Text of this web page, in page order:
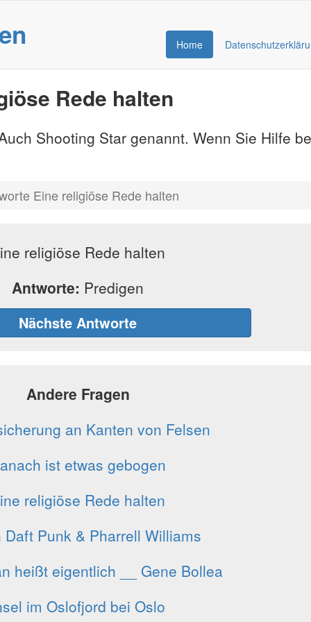
Home
Rede halten
Shooting Star genannt. Wenn Sie Hilfe
Eine religiöse Rede halten
religiöse Rede halten
Antworte: Predigen
Nächste Antworte
Andere Fragen
an Kanten von Felsen
ist etwas gebogen
religiöse Rede halten
Daft Punk & Pharrell Williams
heißt eigentlich __ Gene Bollea
im Oslofjord bei Oslo